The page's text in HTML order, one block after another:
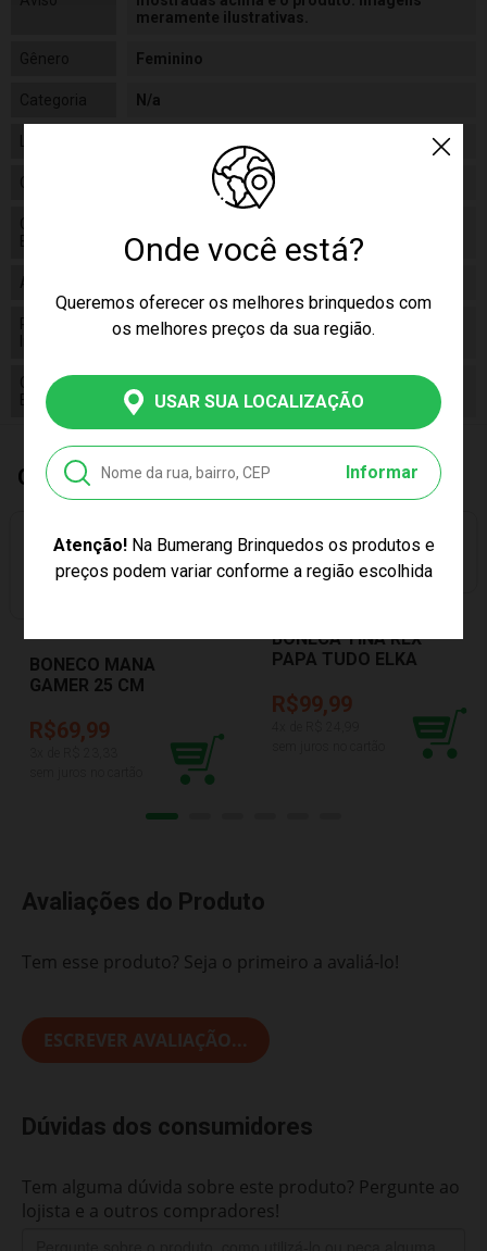
Onde você está?
Queremos oferecer os melhores brinquedos com
os melhores preços da sua região.
USAR SUA LOCALIZAÇÃO
Informar
Atenção!Na Bumerang Brinquedos os produtos e
preços podem variar conforme a região escolhida
meramente ilustrativas.
Gênero Feminino
Categoria N/a
Código
Código de
Barras
Alimentação
Pilhas
False
Conteúdo da
Embalagem
01 Boneca Bebê Mania Xixi Branca
Quem Comprou, Também Levou
BONECO MANA
GAMER 25 CM
R$69,99
PREÇO EXCLUSIVO
BONECA TINA REX
PAPA TUDO ELKA
R$99,99
Avaliações do Produto
Tem esse produto? Seja o primeiro a avaliá-lo!
ESCREVER AVALIAÇÃO...
Dúvidas dos consumidores
Tem alguma dúvida sobre este produto? Pergunte ao
lojista e a outros compradores!